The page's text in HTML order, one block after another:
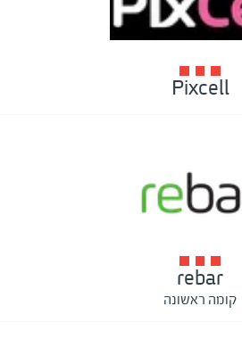
Pixcell
rebar
קומה ראשונה